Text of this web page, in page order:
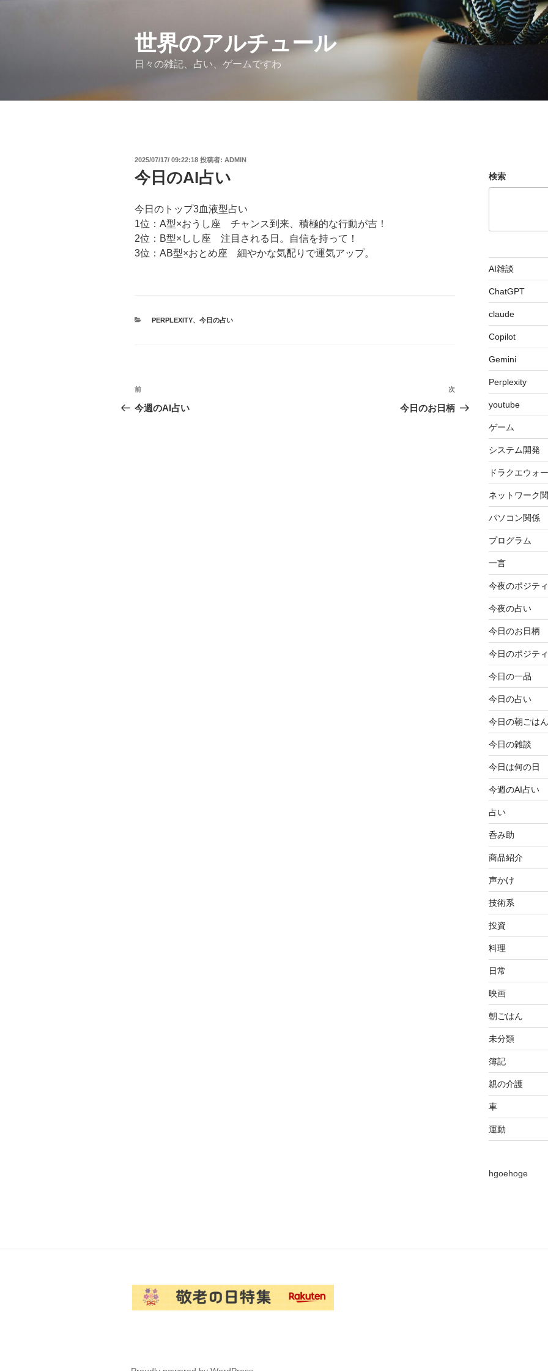
世界のアルチュール
日々の雑記、占い、ゲームですわ
投
日:
2025/07/17/ 09:22:18 投稿者: ADMIN
今日のAI占い
今日のトップ3血液型占い
1位：A型×おうし座 チャンス到来、積極的な行動が吉！
2位：B型×しし座 注目される日。自信を持って！
3位：AB型×おとめ座 細やかな気配りで運気アップ。
カ
PERPLEXITY、 今日の占い
投
稿
前
の
前
今週のAI占い
次
の
次
今日のお日柄
検索
AI雑談
ChatGPT
claude
Copilot
Gemini
Perplexity
youtube
ゲーム
システム開発
ドラクエウォ
ネットワーク
パソコン関係
プログラム
一言
今夜のポジテ
今夜の占い
今日のお日柄
今日のポジテ
今日の一品
今日の占い
今日の朝ごはん
今日の雑談
今日は何の日
今週のAI占い
占い
呑み助
商品紹介
声かけ
技術系
投資
料理
日常
映画
朝ごはん
未分類
簿記
親の介護
車
運動
hgoehoge